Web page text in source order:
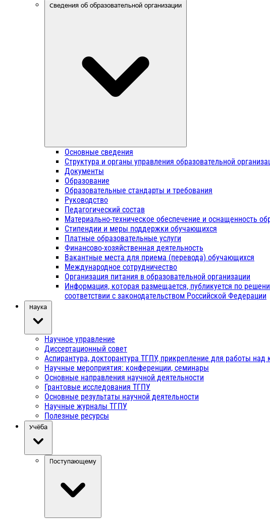
Сведения об образовательной организации
Основные сведения
Структура и органы управления образовательной
Документы
Образование
Образовательные стандарты и требования
Руководство
Педагогический состав
Материально-техническое обеспечение и оснащенность
Стипендии и меры поддержки обучающихся
Платные образовательные услуги
Финансово-хозяйственная деятельность
Вакантные места для приема (перевода) обучающихся
Международное сотрудничество
Организация питания в образовательной организации
Информация, которая размещается, публикуется по
соответствии с законодательством Российской Федерации
Наука
Научное управление
Диссертационный совет
Аспирантура, докторантура ТГПУ, прикрепление для работы над
Научные мероприятия: конференции, семинары
Основные направления научной деятельности
Грантовые исследования ТГПУ
Основные результаты научной деятельности
Научные журналы ТГПУ
Полезные ресурсы
Учёба
Поступающему